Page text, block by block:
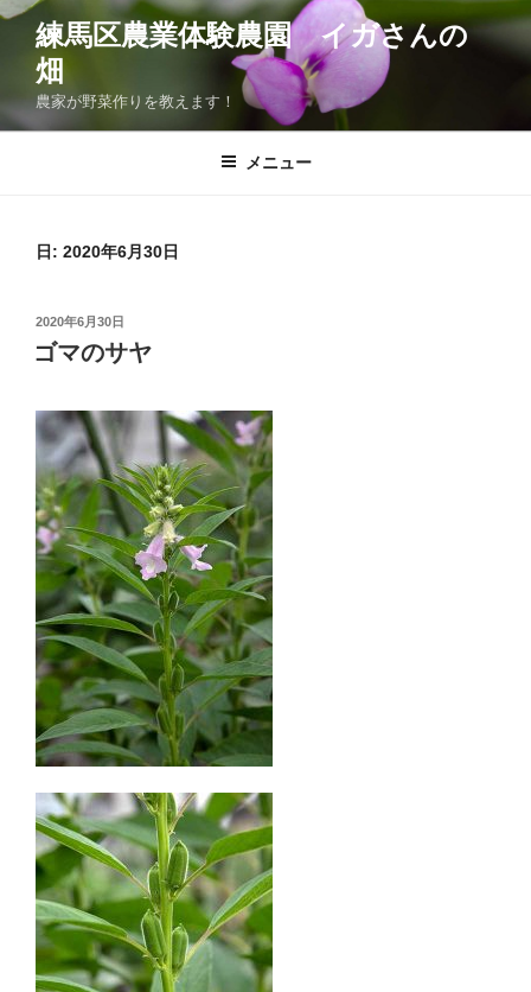
コ
ン
ツ
練馬区農業体験農園 イガさんの
畑
農家が野菜作りを教えます！
メニュー
日: 2020年6月30日
投
日:
2020年6月30日
ゴマのサヤ